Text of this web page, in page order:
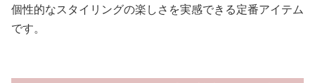
個性的なスタイリングの楽しさを実感できる定番アイテム
です。